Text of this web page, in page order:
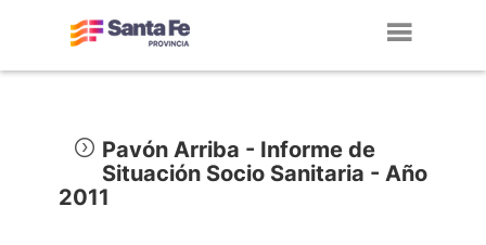
Pavón Arriba - Informe de
Situación Socio Sanitaria - Año
2011